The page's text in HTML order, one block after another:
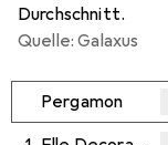
Durchschnitt.
Quelle: Galaxus
Pergamon